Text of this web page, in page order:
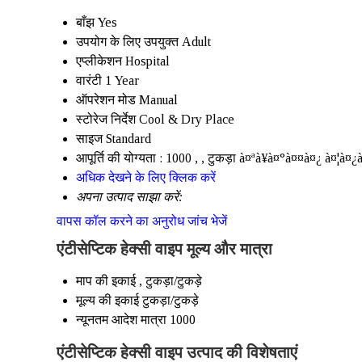
बाँझ Yes
उपयोग के लिए उपयुक्त Adult
एप्लीकेशन Hospital
वारंटी 1 Year
ऑपरेशन मोड Manual
स्टोरेज निर्देश Cool & Dry Place
साइज Standard
आपूर्ति की योग्यता : 1000 , , टुकड़ा à¤ªà¥à¤°à¤¤à¤¿
अधिक देखने के लिए क्लिक करें
अपना उत्पाद साझा करें:
वापस कॉल करने का अनुरोध जांच भेजें
एंटीसेप्टिक हेक्सी वाइप मूल्य और मात्रा
माप की इकाई , टुकड़ा/टुकड़े
मूल्य की इकाई टुकड़ा/टुकड़े
न्यूनतम आदेश मात्रा 1000
एंटीसेप्टिक हेक्सी वाइप उत्पाद की विशेषताएं